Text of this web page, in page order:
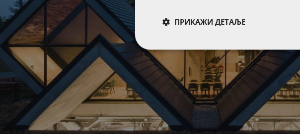
ПРИКАЖИ ДЕТАЉЕ